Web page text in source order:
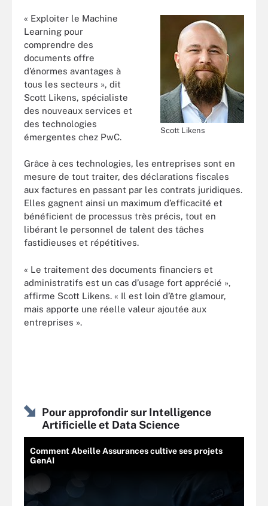
Scott Likens
« Exploiter le Machine
Learning pour
comprendre des
documents offre
d’énormes avantages à
tous les secteurs », dit
Scott Likens, spécialiste
des nouveaux services et
des technologies
émergentes chez PwC.
Grâce à ces technologies, les entreprises sont en
mesure de tout traiter, des déclarations fiscales
aux factures en passant par les contrats juridiques.
Elles gagnent ainsi un maximum d’efficacité et
bénéficient de processus très précis, tout en
libérant le personnel de talent des tâches
fastidieuses et répétitives.
« Le traitement des documents financiers et
administratifs est un cas d’usage fort apprécié »,
affirme Scott Likens. « Il est loin d’être glamour,
mais apporte une réelle valeur ajoutée aux
entreprises ».
Pour approfondir sur Intelligence
Artificielle et Data Science
Comment Abeille Assurances cultive ses projets
GenAI